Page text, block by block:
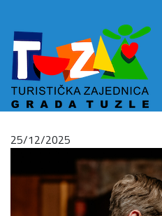
25/12/2025